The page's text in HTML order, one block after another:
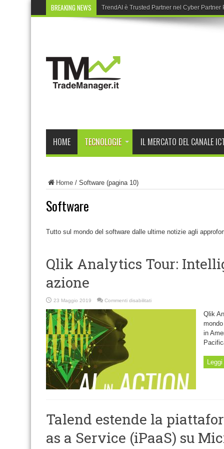
BREAKING NEWS TrendAI è Trusted Partner nel Cyber Partner
HOME TECNOLOGIE IL MERCATO DEL CANALE
Home / Software (pagina 10)
Software
Tutto sul mondo del software dalle ultime notizie agli
Qlik Analytics Tour:
azione
23 Maggio 2019 Commenti disabilitatisu
Analytics
Qlik
in
Talend estende la
as a Service (iPaaS) su